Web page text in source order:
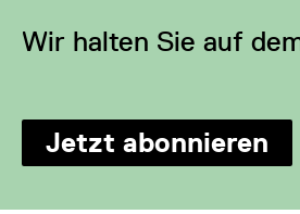
Wir halten Sie auf
Jetzt abonnieren